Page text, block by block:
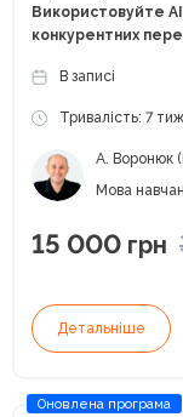
Використовуйте
конкурентних
В записі
Тривалість: 7
А. Воронюк
Мова
15 000 грн
Детальніше
Оновлена програма